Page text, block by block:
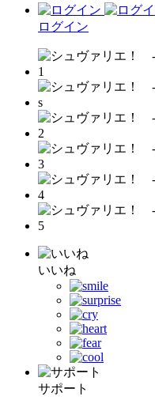
ログイン
いいね
サポート